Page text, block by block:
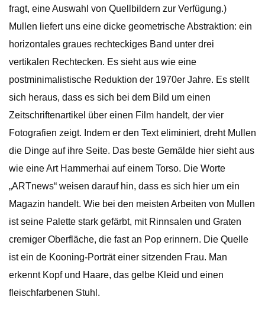
fragt, eine Auswahl von Quellbildern zur Verfügung.)
Mullen liefert uns eine dicke geometrische Abstraktion: ein
horizontales graues rechteckiges Band unter drei
vertikalen Rechtecken. Es sieht aus wie eine
postminimalistische Reduktion der 1970er Jahre. Es stellt
sich heraus, dass es sich bei dem Bild um einen
Zeitschriftenartikel über einen Film handelt, der vier
Fotografien zeigt. Indem er den Text eliminiert, dreht Mullen
die Dinge auf ihre Seite. Das beste Gemälde hier sieht aus
wie eine Art Hammerhai auf einem Torso. Die Worte
„ARTnews“ weisen darauf hin, dass es sich hier um ein
Magazin handelt. Wie bei den meisten Arbeiten von Mullen
ist seine Palette stark gefärbt, mit Rinnsalen und Graten
cremiger Oberfläche, die fast an Pop erinnern. Die Quelle
ist ein de Kooning-Porträt einer sitzenden Frau. Man
erkennt Kopf und Haare, das gelbe Kleid und einen
fleischfarbenen Stuhl.